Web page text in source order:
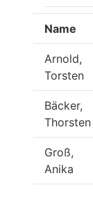
Name
Arnold,
Torsten
Bäcker,
Thorsten
Groß,
Anika